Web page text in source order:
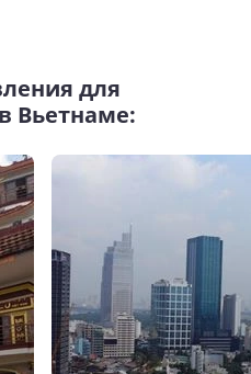
для
Вьетнаме: